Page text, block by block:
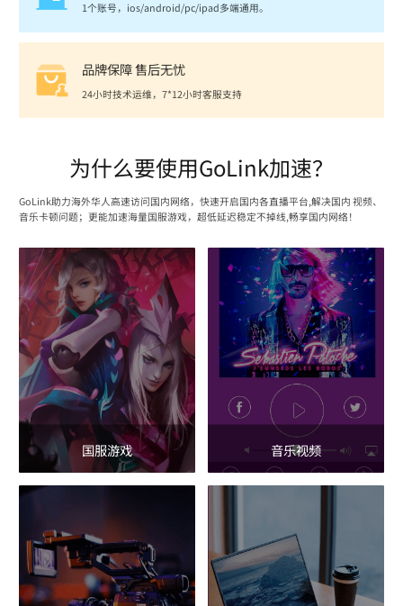
1个账号，ios/android/pc/ipad多端通用。
品牌保障 售后无忧
24小时技术运维，7*12小时客服支持
为什么要使用GoLink加速？
GoLink助力海外华人高速访问国内网络，快速开启国内各直播平台,解决国内 视频、
音乐卡顿问题；更能加速海量国服游戏，超低延迟稳定不掉线,畅享国内网络！
国服游戏 音乐视频